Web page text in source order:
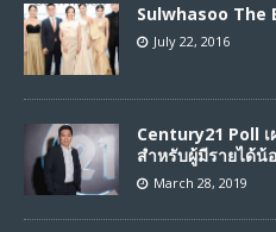
Sulwhasoo The
July 22, 2016
Century21 Poll เ
สำหรับผู้มีรายได้น้
March 28, 2019